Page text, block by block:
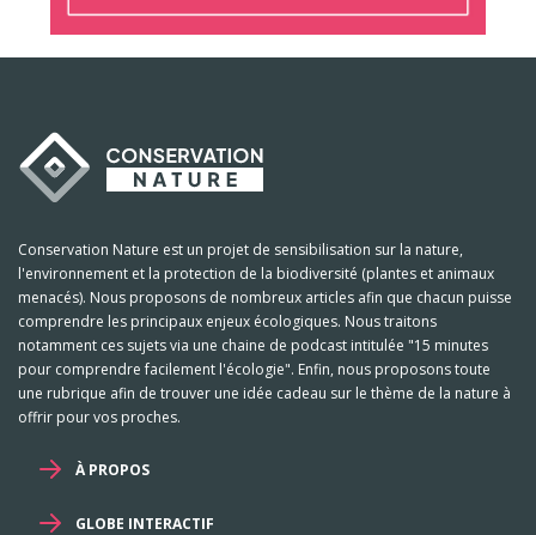
Conservation Nature est un projet de sensibilisation sur la nature,
l'environnement et la protection de la biodiversité (plantes et animaux
menacés). Nous proposons de nombreux articles afin que chacun puisse
comprendre les principaux enjeux écologiques. Nous traitons
notamment ces sujets via une chaine de podcast intitulée "15 minutes
pour comprendre facilement l'écologie". Enfin, nous proposons toute
une rubrique afin de trouver une idée cadeau sur le thème de la nature à
offrir pour vos proches.
À PROPOS
GLOBE INTERACTIF